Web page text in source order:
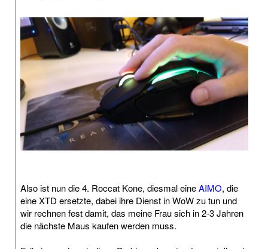
Also ist nun die 4. Roccat Kone, diesmal eineAIMO, die
eine XTD ersetzte, dabei ihre Dienst in WoW zu tun und
wir rechnen fest damit, das meine Frau sich in 2-3 Jahren
die nächste Maus kaufen werden muss.